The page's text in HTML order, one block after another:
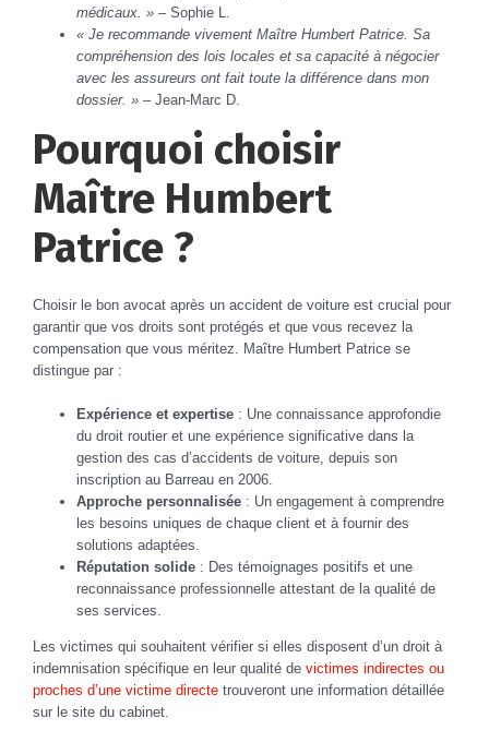
médicaux. » – Sophie L.
« Je recommande vivement Maître Humbert Patrice. Sa
compréhension des lois locales et sa capacité à négocier
avec les assureurs ont fait toute la différence dans mon
dossier. » – Jean-Marc D.
Pourquoi choisir
Maître Humbert
Patrice ?
Choisir le bon avocat après un accident de voiture est crucial pour
garantir que vos droits sont protégés et que vous recevez la
compensation que vous méritez. Maître Humbert Patrice se
distingue par :
Expérience et expertise : Une connaissance approfondie
du droit routier et une expérience significative dans la
gestion des cas d’accidents de voiture, depuis son
inscription au Barreau en 2006.
Approche personnalisée : Un engagement à comprendre
les besoins uniques de chaque client et à fournir des
solutions adaptées.
Réputation solide : Des témoignages positifs et une
reconnaissance professionnelle attestant de la qualité de
ses services.
Les victimes qui souhaitent vérifier si elles disposent d’un droit à
indemnisation spécifique en leur qualité de victimes indirectes ou
proches d’une victime directe trouveront une information détaillée
sur le site du cabinet.